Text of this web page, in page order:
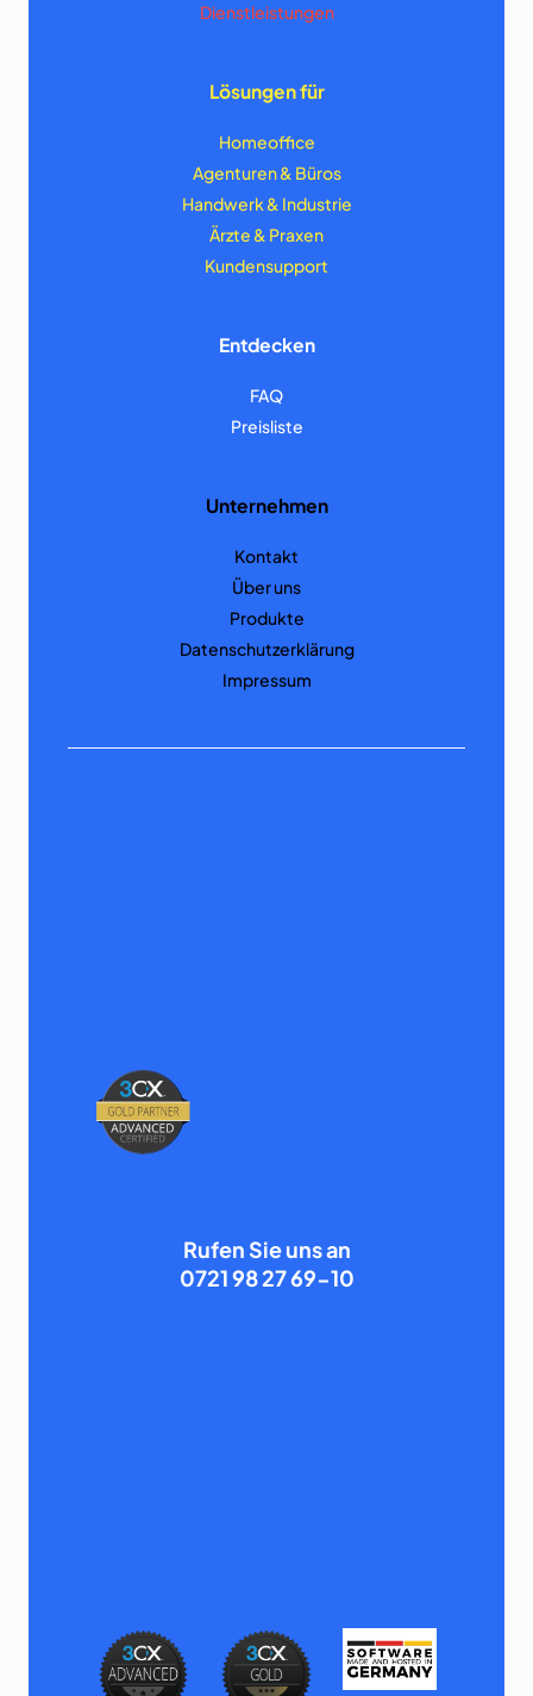
Dienstleistungen
Lösungen für
Homeoffice
Agenturen & Büros
Handwerk & Industrie
Ärzte & Praxen
Kundensupport
Entdecken
FAQ
Preisliste
Unternehmen
Kontakt
Über uns
Produkte
Datenschutzerklärung
Impressum
Rufen Sie uns an
0721 98 27 69-10